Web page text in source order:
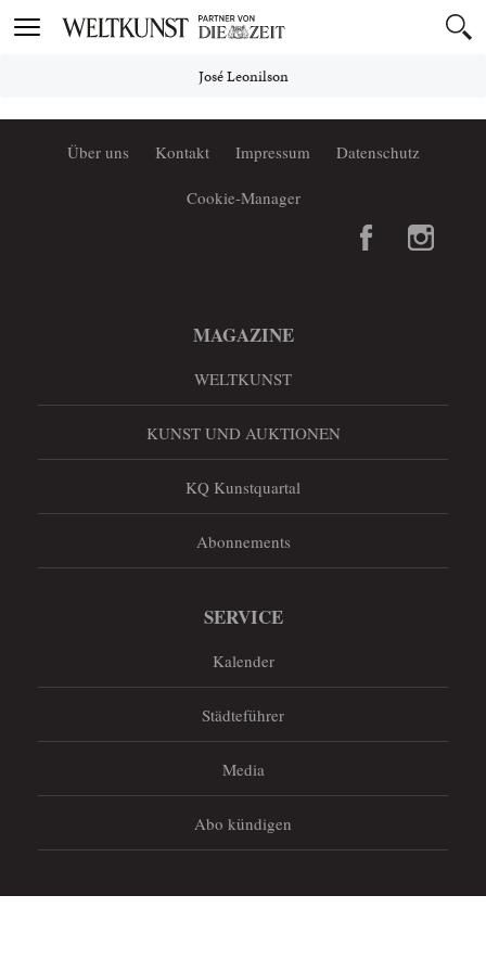
Toggle
José Leonilson
Über uns Kontakt Impressum Datenschutz
Cookie-Manager
MAGAZINE
WELTKUNST
KUNST UND AUKTIONEN
KQ Kunstquartal
Abonnements
SERVICE
Kalender
Städteführer
Media
Abo kündigen